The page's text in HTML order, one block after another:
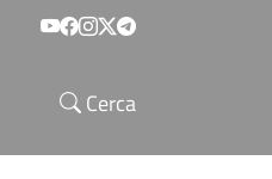
Social menu
Cerca